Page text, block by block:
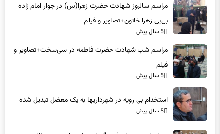
مراسم سالروز شهادت حضرت زهرا(س) در جوار امام زاده
بی‌بی زهرا خاتون+تصاویر و فیلم
5 سال پیش
مراسم شب شهادت حضرت فاطمه در سی‌سخت+تصاویر و
فیلم
5 سال پیش
استخدام بی رویه در شهرداریها به یک معضل تبدیل شده
5 سال پیش